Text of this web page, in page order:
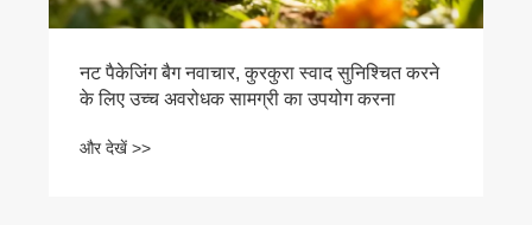
नट पैकेजिंग बैग नवाचार, कुरकुरा स्वाद सुनिश्चित करने
के लिए उच्च अवरोधक सामग्री का उपयोग करना
और देखें >>